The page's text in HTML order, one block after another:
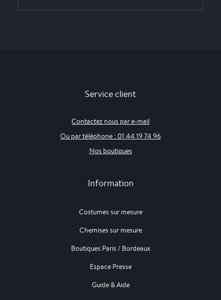
Service client
Contactez nous par e-mail
Ou par téléphone : 01 44 19 74 96
Nos boutiques
Information
Costumes sur mesure
Chemises sur mesure
Boutiques Paris / Bordeaux
Espace Presse
Guide & Aide